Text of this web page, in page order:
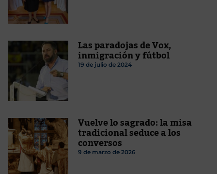
Las paradojas de Vox,
inmigración y fútbol
19 de julio de 2024
Vuelve lo sagrado: la misa
tradicional seduce a los
conversos
9 de marzo de 2026